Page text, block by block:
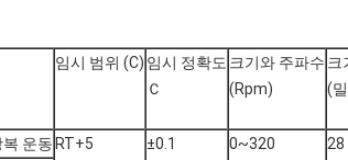
임시 범위 (C) 임시 정확도
Ｃ
크기와 주파수
(Rpm)
크
(
운동 RT+5
±0.1 0~320 28